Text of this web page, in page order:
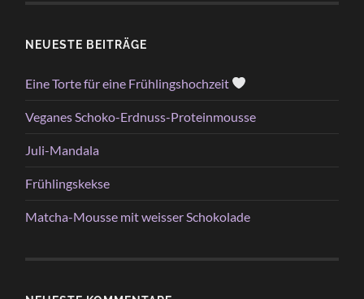
NEUESTE BEITRÄGE
Eine Torte für eine Frühlingshochzeit
Veganes Schoko-Erdnuss-Proteinmousse
Juli-Mandala
Frühlingskekse
Matcha-Mousse mit weisser Schokolade